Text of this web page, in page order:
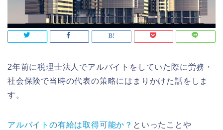
2年前に税理士法人でアルバイトをしていた際に労務・
社会保険で当時の代表の策略にはまりかけた話をしま
す。
アルバイトの有給は取得可能か？ といったことや